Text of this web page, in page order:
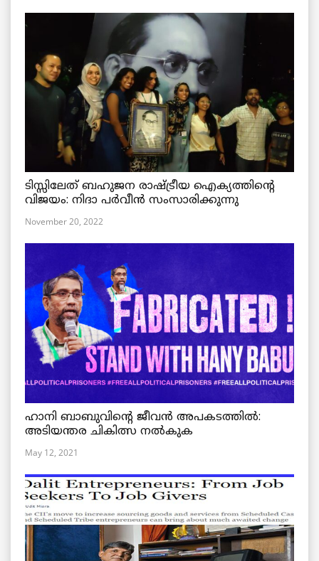
ടിസ്സിലേത് ബഹുജന രാഷ്ട്രീയ ഐക്യത്തിന്റെ
വിജയം: നിദാ പർവീൻ സംസാരിക്കുന്നു
November 20, 2022
ഹാനി ബാബുവിന്റെ ജീവൻ അപകടത്തിൽ:
അടിയന്തര ചികിത്സ നൽകുക
May 12, 2021